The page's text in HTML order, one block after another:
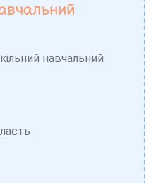
навчальний